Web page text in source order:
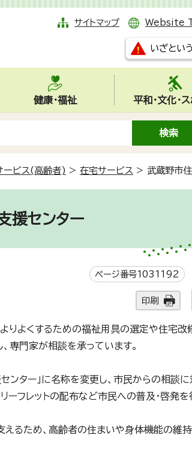
サイトマップ Website
いざとい
健康・福祉 平和・文化・
ービス(高齢者) > 在宅サービス > 武蔵野市
援センター
ページ番号1031192
印刷
よくするための福祉用具の選定や住宅改修
専門家が相談を承っています。
ター」に名称を変更し、市民からの相談に
フレットの配布など市民への普及・啓発を
るため、高齢者の住まいや身体機能の維